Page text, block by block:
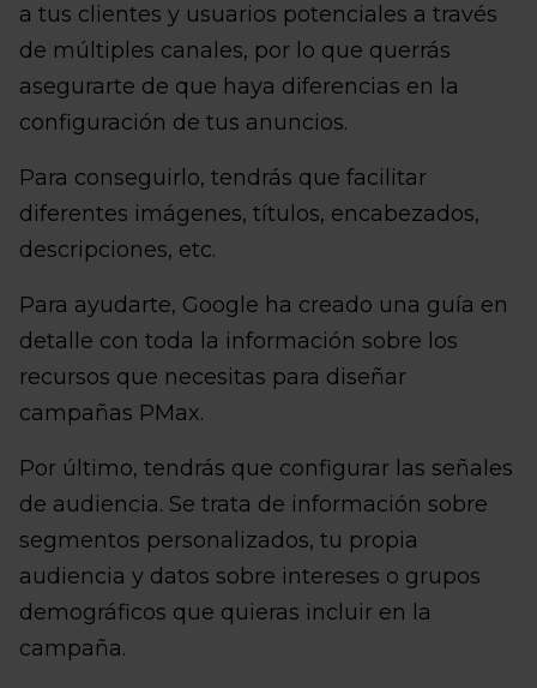
a tus clientes y usuarios potenciales a través
de múltiples canales, por lo que querrás
asegurarte de que haya diferencias en la
configuración de tus anuncios.
Para conseguirlo, tendrás que facilitar
diferentes imágenes, títulos, encabezados,
descripciones, etc.
Para ayudarte, Google ha creado una guía en
detalle con toda la información sobre los
recursos que necesitas para diseñar
campañas PMax.
Por último, tendrás que configurar las señales
de audiencia. Se trata de información sobre
segmentos personalizados, tu propia
audiencia y datos sobre intereses o grupos
demográficos que quieras incluir en la
campaña.